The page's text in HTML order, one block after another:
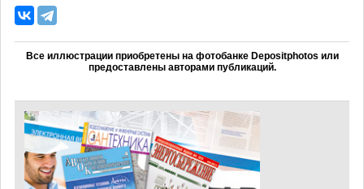
Все иллюстрации приобретены на фотобанке Depositphotos или
предоставлены авторами публикаций.